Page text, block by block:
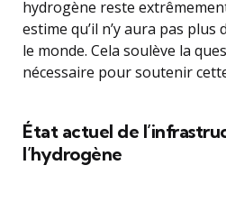
hydrogène reste
estime qu’il n’y aura pas plus
le monde. Cela soulève la
nécessaire pour soutenir
État actuel de
l’hydrogène